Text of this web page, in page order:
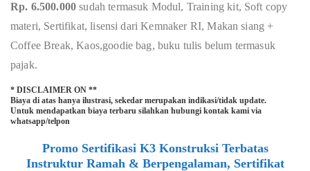
Rp. 6.500.000sudah termasuk Modul, Training kit, Soft copy
materi, Sertifikat, lisensi dari Kemnaker RI, Makan siang +
Coffee Break, Kaos,goodie bag, buku tulis belum termasuk
pajak.
* DISCLAIMER ON **
Biaya di atas hanya ilustrasi, sekedar merupakan indikasi/tidak update.
Untuk mendapatkan biaya terbaru silahkan hubungi kontak kami via
whatsapp/telpon
Promo Sertifikasi K3 Konstruksi Terbatas
Instruktur Ramah & Berpengalaman, Sertifikat